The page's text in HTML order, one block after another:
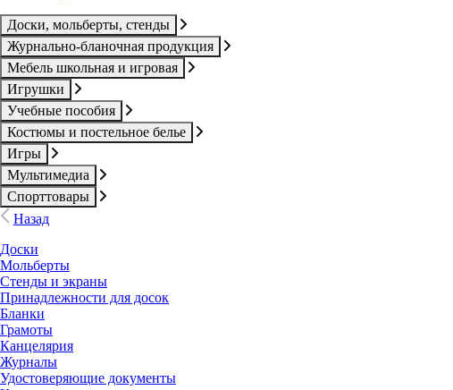
Доски, мольберты, стенды
Журнально-бланочная продукция
Мебель школьная и игровая
Игрушки
Учебные пособия
Костюмы и постельное белье
Игры
Мультимедиа
Спорттовары
Назад
Доски
Мольберты
Стенды и экраны
Принадлежности для досок
Бланки
Грамоты
Канцелярия
Журналы
Удостоверяющие документы